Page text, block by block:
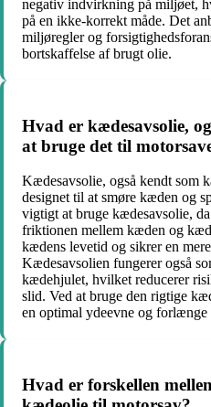
negativ indvirkning på miljøet,
på en ikke-korrekt måde. Det
miljøregler og
bortskaffelse af brugt olie.
Hvad er kædesavsolie,
at bruge det til
Kædesavsolie, også kendt som
designet til at smøre kæden og
vigtigt at bruge kædesavsolie,
friktionen mellem kæden og
kædens levetid og sikrer en
Kædesavsolien fungerer også
kædehjulet, hvilket reducerer
slid. Ved at bruge den rigtige
en optimal ydeevne og forlænge
Hvad er forskellen